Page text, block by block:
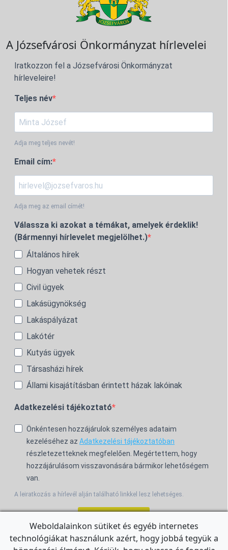
A Józsefvárosi Önkormányzat hírlevelei
Iratkozzon fel a Józsefvárosi Önkormányzat
hírleveleire!
Teljes név
Adja meg teljes nevét!
Email cím:
Adja meg az email címét!
Válassza ki azokat a témákat, amelyek érdeklik!
(Bármennyi hírlevelet megjelölhet.)
Általános hírek
Hogyan vehetek részt
Civil ügyek
Lakásügynökség
Lakáspályázat
Lakótér
Kutyás ügyek
Társasházi hírek
Állami kisajátításban érintett házak lakóinak
Adatkezelési tájékoztató
Önkéntesen hozzájárulok személyes adataim
kezeléséhez az Adatkezelési tájékoztatóban
részletezetteknek megfelelően. Megértettem, hogy
hozzájárulásom visszavonására bármikor lehetőségem
van.
A leiratkozás a hírlevél alján található linkkel lesz lehetséges.
For the English Newsletter, clickHERE.
Weboldalainkon sütiket és egyéb internetes
technológiákat használunk azért, hogy jobbá tegyük a